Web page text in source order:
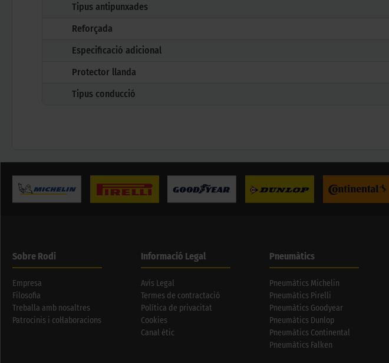
Tipus antipunxades
Reforçada
Especificació adicional
Protector llanda
Tipus conducció
Sobre Rodi
Empresa
Filosofia
Treballa amb nosaltres
Patrocinis i col·laboracions
Informació Legal
Avís Legal
Termes de contractació
Política de privacitat
Cookies
Canal ètic
Pneumàtics
Pneumàtics Michelin
Pneumàtics Pirelli
Pneumàtics Goodyear
Pneumàtics Dunlop
Pneumàtics Continental
Pneumàtics Falken